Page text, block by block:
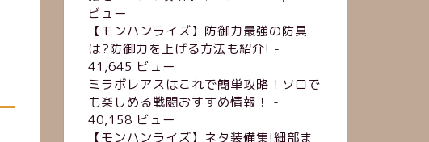
ビュー
【モンハンライズ】防御力最強の防具
は?防御力を上げる方法も紹介! -
41,645 ビュー
ミラボレアスはこれで簡単攻略！ソロで
も楽しめる戦闘おすすめ情報！
-
40,158 ビュー
【モンハンライズ】ネタ装備集!細部ま